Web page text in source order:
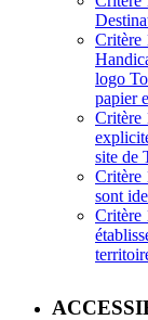
Critère
logo
papier
Critère
site de
Critère
sont
Critère